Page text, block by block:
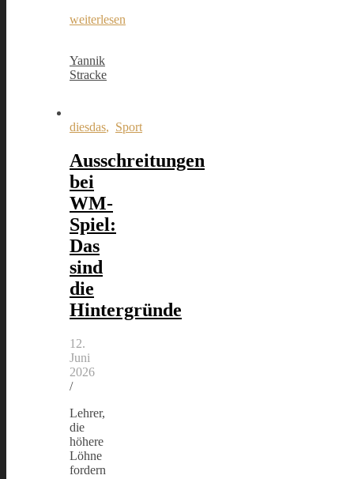
weiterlesen
Yannik
Stracke
diesdas, Sport
Ausschreitungen
bei
WM-
Spiel:
Das
sind
die
Hintergründe
12.
Juni
2026
/
Lehrer,
die
höhere
Löhne
fordern